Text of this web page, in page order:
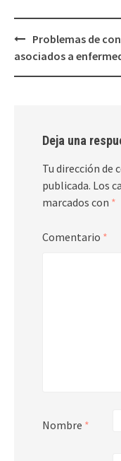
Navegación
de
entradas
Problemas de
asociados a
Deja una
Tu dirección de
publicada. Los
marcados con *
Comentario *
Nombre *